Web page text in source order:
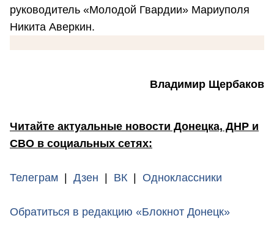
руководитель «Молодой Гвардии» Мариуполя
Никита Аверкин.
Владимир Щербаков
Читайте актуальные новости Донецка, ДНР и
СВО в социальных сетях:
Телеграм | Дзен | ВК | Одноклассники
Обратиться в редакцию «Блокнот Донецк»